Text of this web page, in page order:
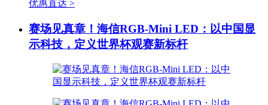
优惠直达 >
赛场见真章！海信RGB-Mini LED：以中国显
示科技，定义世界杯观赛新标杆